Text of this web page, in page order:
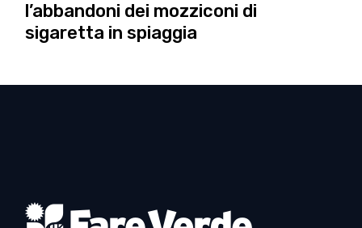
l’abbandoni dei mozziconi di
sigaretta in spiaggia